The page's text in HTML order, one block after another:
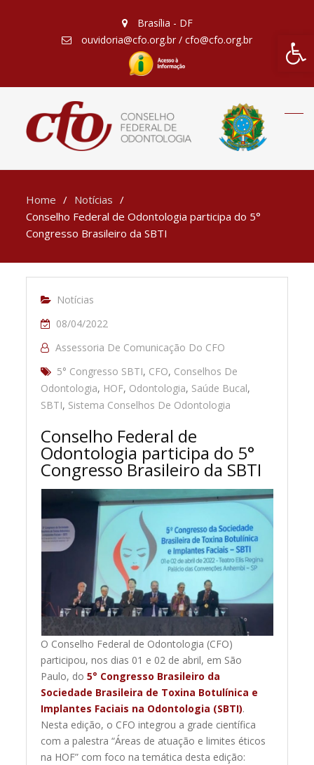
Barra
Brasília - DF
ouvidoria@cfo.org.br / cfo@cfo.org.br
Home
Notícias
Conselho Federal de Odontologia participa do 5°
Congresso Brasileiro da SBTI
Notícias
08/04/2022
Assessoria De Comunicação Do CFO
5° Congresso SBTI, CFO, Conselhos De
Odontologia, HOF, Odontologia, Saúde Bucal,
SBTI, Sistema Conselhos De Odontologia
Conselho Federal de
Odontologia participa do 5°
Congresso Brasileiro da SBTI
O Conselho Federal de Odontologia (CFO)
participou, nos dias 01 e 02 de abril, em São
Paulo, do5° Congresso Brasileiro da
Sociedade Brasileira de Toxina Botulínica e
Implantes Faciais na Odontologia (SBTI).
Nesta edição, o CFO integrou a grade científica
com a palestra “Áreas de atuação e limites éticos
na HOF” com foco na temática desta edição: